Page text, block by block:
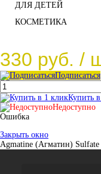
ДЛЯ ДЕТЕЙ
КОСМЕТИКА
330 руб. /
Подписаться
Купить
Недоступно
Ошибка
Закрыть окно
Agmatine (Агматин) Sulfate